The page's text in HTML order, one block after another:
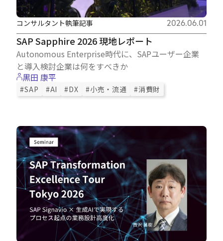
SAP Sapphire 2026 現地レポート
Autonomous Enterprise時代に、SAPユーザー企業
と導入検討企業は何をすべきか
コンサルタント執筆記事 2026.06.01
黒田 康平
#SAP #AI #DX #小売・流通 #消費財